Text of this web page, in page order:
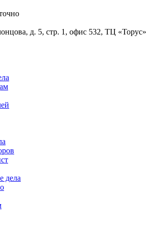
д. 5, стр. 1, офис 532, ТЦ «Торус»
дела